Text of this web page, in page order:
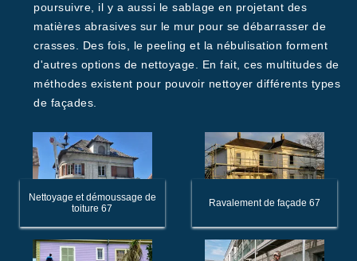
poursuivre, il y a aussi le sablage en projetant des
matières abrasives sur le mur pour se débarrasser de
crasses. Des fois, le peeling et la nébulisation forment
d'autres options de nettoyage. En fait, ces multitudes de
méthodes existent pour pouvoir nettoyer différents types
de façades.
Nettoyage et démoussage de
toiture 67
Ravalement de façade 67